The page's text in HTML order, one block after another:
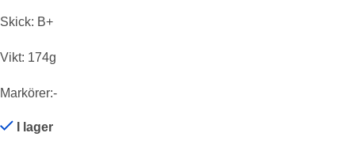
Skick: B+
Vikt: 174g
Markörer:-
I lager